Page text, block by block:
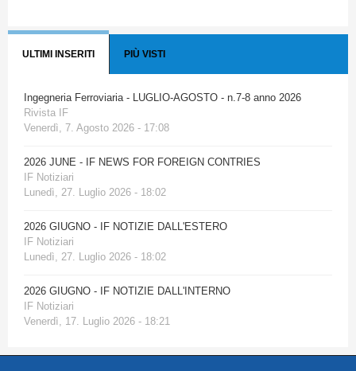
ULTIMI INSERITI PIÙ VISTI
Ingegneria Ferroviaria - LUGLIO-AGOSTO - n.7-8 anno 2026
Rivista IF
Venerdì, 7. Agosto 2026 - 17:08
2026 JUNE - IF NEWS FOR FOREIGN CONTRIES
IF Notiziari
Lunedì, 27. Luglio 2026 - 18:02
2026 GIUGNO - IF NOTIZIE DALL'ESTERO
IF Notiziari
Lunedì, 27. Luglio 2026 - 18:02
2026 GIUGNO - IF NOTIZIE DALL'INTERNO
IF Notiziari
Venerdì, 17. Luglio 2026 - 18:21